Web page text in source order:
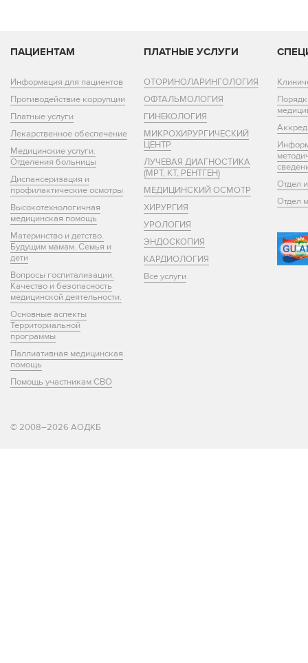
ПАЦИЕНТАМ
Информация для пациентов
Противодействие коррупции
Платные услуги
Лекарственное обеспечение
Медицинские услуги.
Отделения больницы
Диспансеризация и
профилактические осмотры
Высокотехнологичная
медицинская помощь
Материнство и детство.
Будущим мамам. Семья и
дети
Вопросы госпитализации.
Качество и безопасность
медицинской деятельности.
Основные аспекты
Территориальной
программы
Паллиативная медицинская
помощь
Помощь участникам СВО
ПЛАТНЫЕ УСЛУГИ
ОТОРИНОЛАРИНГОЛОГИЯ
ОФТАЛЬМОЛОГИЯ
ГИНЕКОЛОГИЯ
МИКРОХИРУРГИЧЕСКИЙ
ЦЕНТР
ЛУЧЕВАЯ ДИАГНОСТИКА
(МРТ, КТ, РЕНТГЕН)
МЕДИЦИНСКИЙ ОСМОТР
ХИРУРГИЯ
УРОЛОГИЯ
ЭНДОСКОПИЯ
КАРДИОЛОГИЯ
Все услуги
Отдел
Отдел
© 2008–2026 АОДКБ